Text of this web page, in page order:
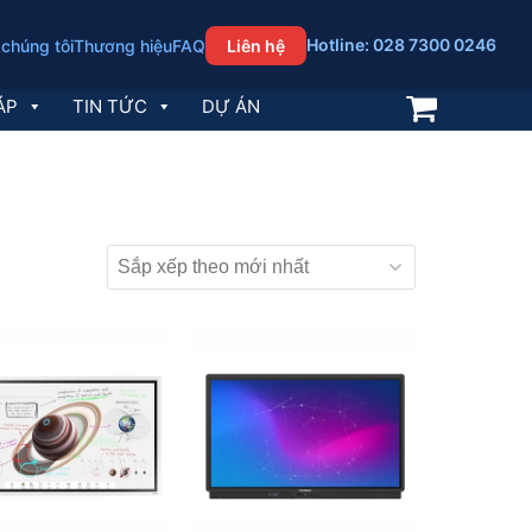
tôiThương hiệuFAQ Liên hệ Hotline: 028 7300 0246
TIN TỨC DỰ ÁN